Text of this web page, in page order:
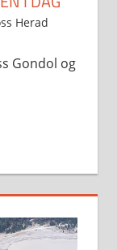
Herad
Gondol og